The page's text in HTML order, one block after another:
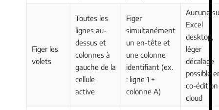
Figer les
volets
Toutes les
lignes au-
dessus et
colonnes à
gauche de la
cellule
active
Figer
simultanément
un en-tête et
une colonne
identifiant (ex.
: ligne 1 +
colonne A)
Aucune
Excel
desktop,
léger
décalage
possible
co-édition
cloud